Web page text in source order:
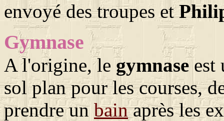
envoyé des troupes et
Gymnase
A l'origine, legymnaseest
sol plan pour les courses,
prendre unbainaprès les